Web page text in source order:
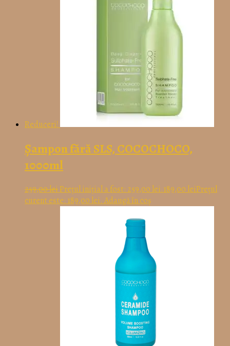
Reduceri!
Șampon fără SLS, COCOCHOCO,
1000ml
259,00leiPrețul inițial a fost: 259,00 lei.189,00 leiPrețul
curent este: 189,00 lei. Adaugă în coș